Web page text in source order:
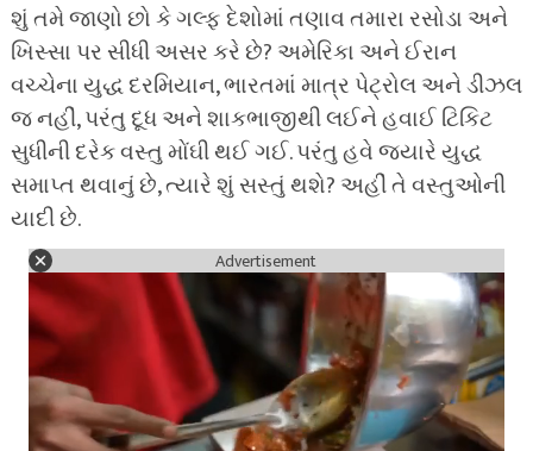
શું તમે જાણો છો કે ગલ્ફ દેશોમાં તણાવ તમારા રસોડા અને
ખિસ્સા પર સીધી અસર કરે છે? અમેરિકા અને ઈરાન
વચ્ચેના યુદ્ધ દરમિયાન, ભારતમાં માત્ર પેટ્રોલ અને ડીઝલ
જ નહીં, પરંતુ દૂધ અને શાકભાજીથી લઈને હવાઈ ટિકિટ
સુધીની દરેક વસ્તુ મોંઘી થઈ ગઈ. પરંતુ હવે જ્યારે યુદ્ધ
સમાપ્ત થવાનું છે, ત્યારે શું સસ્તું થશે? અહીં તે વસ્તુઓની
યાદી છે.
Advertisement